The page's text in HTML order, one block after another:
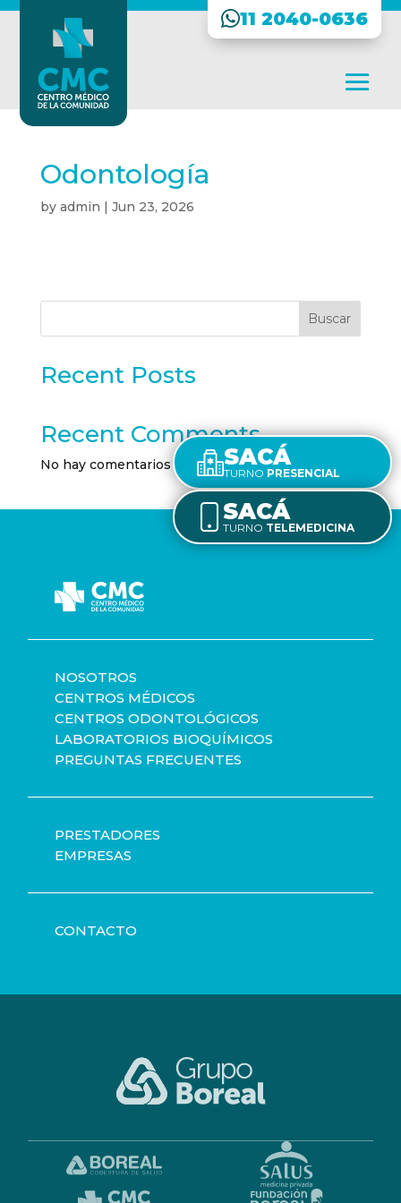
11 2040-0636
Odontología
by admin | Jun 23, 2026
Buscar
Recent Posts
Recent Comments
No hay comentarios que mostrar.SACÁ
TURNO PRESENCIAL
SACÁ
TURNO TELEMEDICINA
NOSOTROS
CENTROS MÉDICOS
CENTROS ODONTOLÓGICOS
LABORATORIOS BIOQUÍMICOS
PREGUNTAS FRECUENTES
PRESTADORES
EMPRESAS
CONTACTO